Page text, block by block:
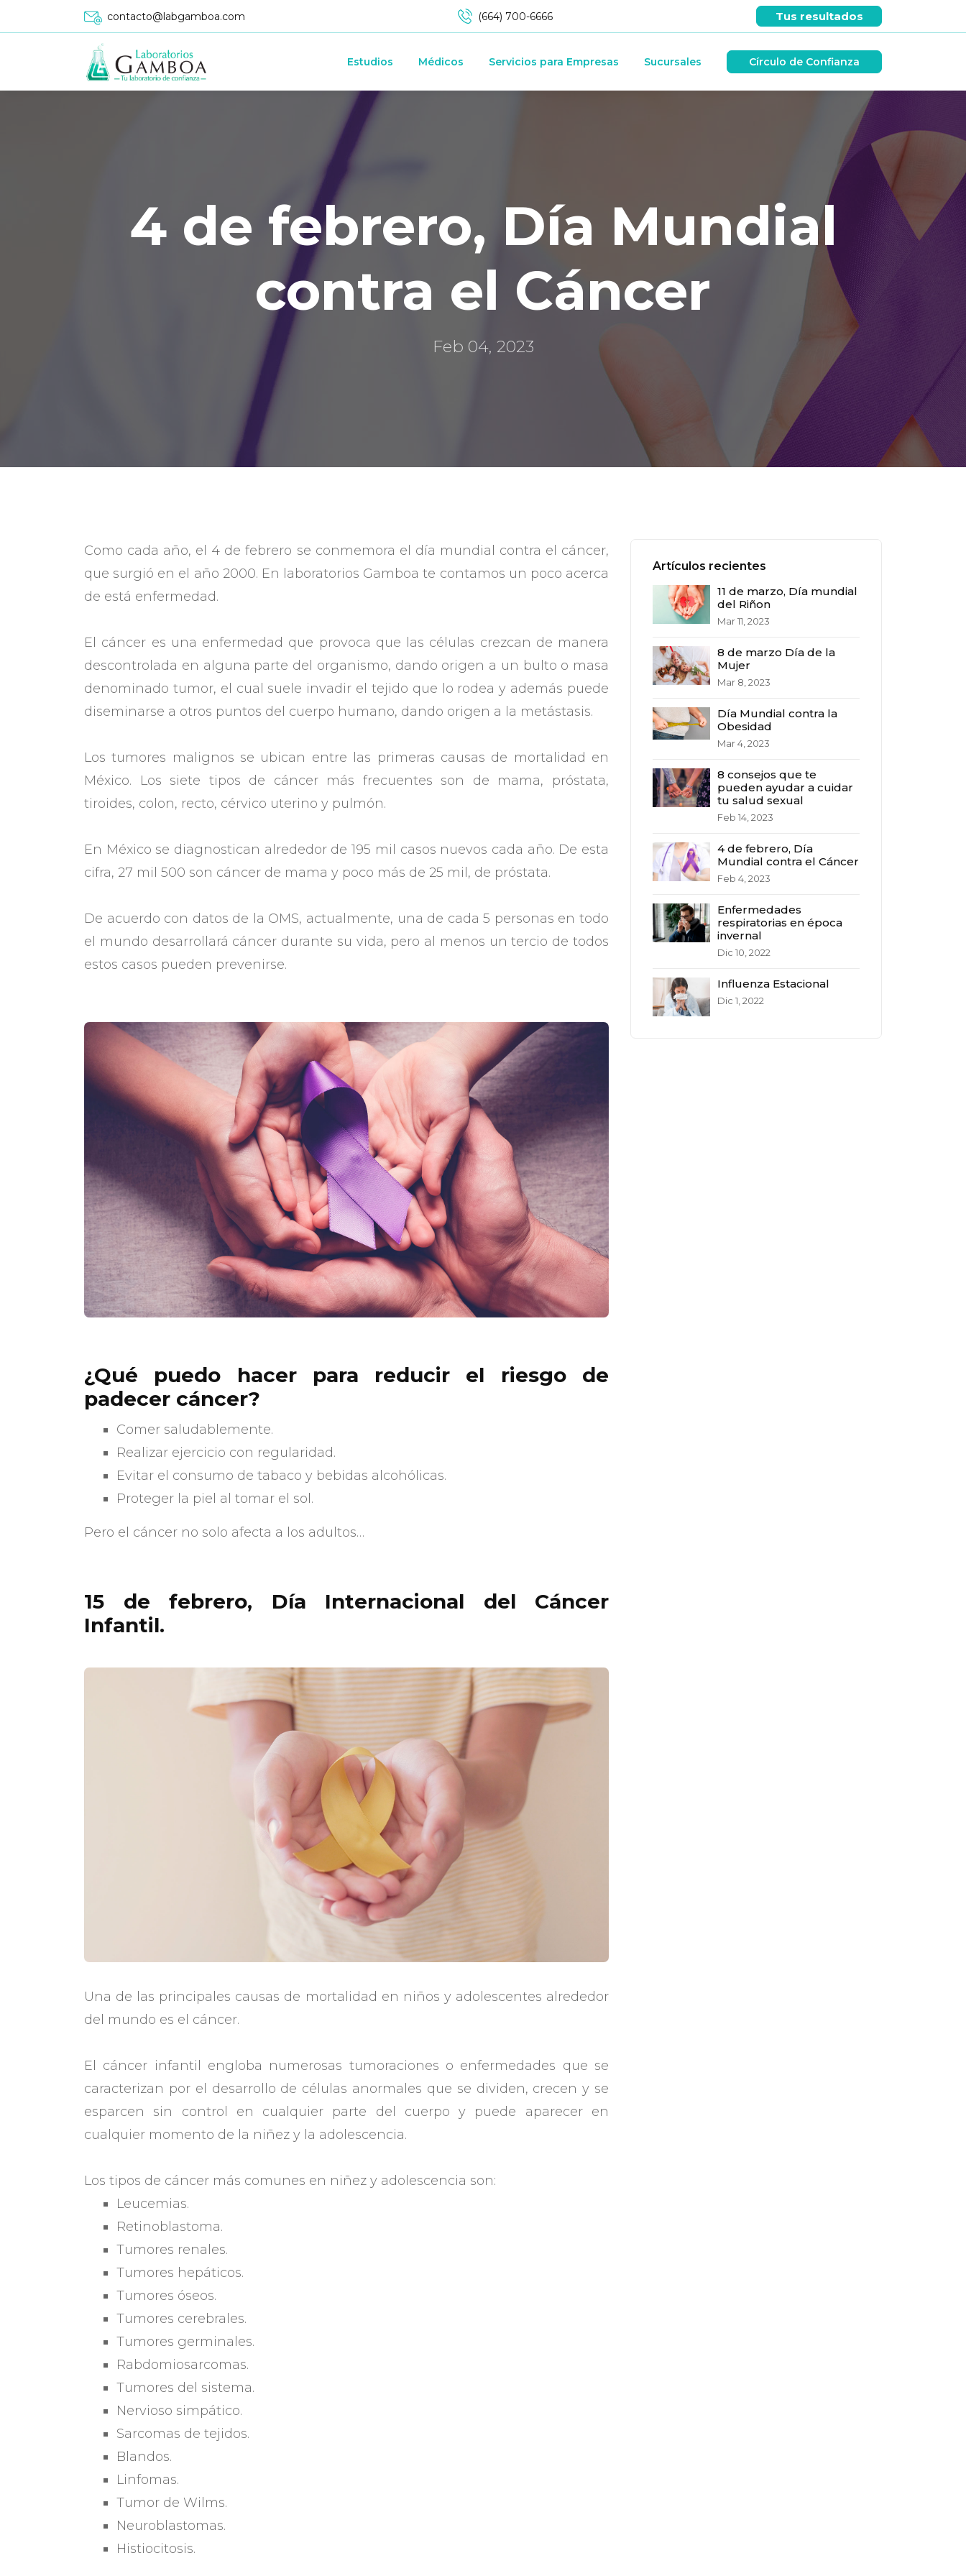
contacto@labgamboa.com (664) 700-6666 Tus resultados
Estudios Médicos Servicios para Empresas Sucursales Círculo de Confianza
4 de febrero, Día Mundial
contra el Cáncer
Feb 04, 2023
Como cada año, el 4 de febrero se conmemora el día mundial contra el cáncer,
que surgió en el año 2000. En laboratorios Gamboa te contamos un poco acerca
de está enfermedad.
El cáncer es una enfermedad que provoca que las células crezcan de manera
descontrolada en alguna parte del organismo, dando origen a un bulto o masa
denominado tumor, el cual suele invadir el tejido que lo rodea y además puede
diseminarse a otros puntos del cuerpo humano, dando origen a la metástasis.
Los tumores malignos se ubican entre las primeras causas de mortalidad en
México. Los siete tipos de cáncer más frecuentes son de mama, próstata,
tiroides, colon, recto, cérvico uterino y pulmón.
En México se diagnostican alrededor de 195 mil casos nuevos cada año. De esta
cifra, 27 mil 500 son cáncer de mama y poco más de 25 mil, de próstata.
De acuerdo con datos de la OMS, actualmente, una de cada 5 personas en todo
el mundo desarrollará cáncer durante su vida, pero al menos un tercio de todos
estos casos pueden prevenirse.
¿Qué puedo hacer para reducir el riesgo de
padecer cáncer?
Comer saludablemente.
Realizar ejercicio con regularidad.
Evitar el consumo de tabaco y bebidas alcohólicas.
Proteger la piel al tomar el sol.
Pero el cáncer no solo afecta a los adultos…
15 de febrero, Día Internacional del Cáncer
Infantil.
Una de las principales causas de mortalidad en niños y adolescentes alrededor
del mundo es el cáncer.
El cáncer infantil engloba numerosas tumoraciones o enfermedades que se
caracterizan por el desarrollo de células anormales que se dividen, crecen y se
esparcen sin control en cualquier parte del cuerpo y puede aparecer en
cualquier momento de la niñez y la adolescencia.
Los tipos de cáncer más comunes en niñez y adolescencia son:
Leucemias.
Retinoblastoma.
Tumores renales.
Tumores hepáticos.
Tumores óseos.
Tumores cerebrales.
Tumores germinales.
Rabdomiosarcomas.
Tumores del sistema.
Nervioso simpático.
Sarcomas de tejidos.
Blandos.
Linfomas.
Tumor de Wilms.
Neuroblastomas.
Histiocitosis.
Artículos recientes
11 de marzo, Día mundial
del Riñon
Mar 11, 2023
8 de marzo Día de la
Mujer
Mar 8, 2023
Día Mundial contra la
Obesidad
Mar 4, 2023
8 consejos que te
pueden ayudar a cuidar
tu salud sexual
Feb 14, 2023
4 de febrero, Día
Mundial contra el Cáncer
Feb 4, 2023
Enfermedades
respiratorias en época
invernal
Dic 10, 2022
Influenza Estacional
Dic 1, 2022